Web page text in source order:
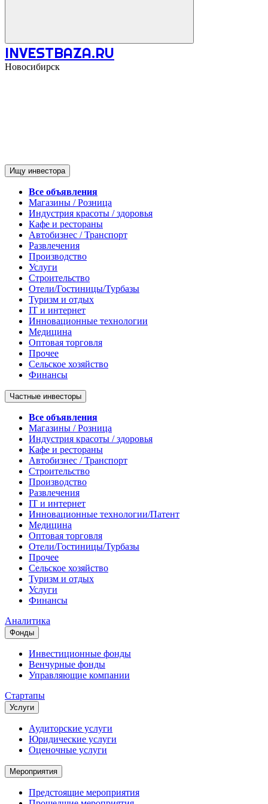
INVESTBAZA.RU
Новосибирск
Ищу инвестора
Все объявления
Магазины / Розница
Индустрия красоты / здоровья
Кафе и рестораны
Автобизнес / Транспорт
Развлечения
Производство
Услуги
Строительство
Отели/Гостиницы/Турбазы
Туризм и отдых
IT и интернет
Инновационные технологии
Медицина
Оптовая торговля
Прочее
Сельское хозяйство
Финансы
Частные инвесторы
Все объявления
Магазины / Розница
Индустрия красоты / здоровья
Кафе и рестораны
Автобизнес / Транспорт
Строительство
Производство
Развлечения
IT и интернет
Инновационные технологии/Патент
Медицина
Оптовая торговля
Отели/Гостиницы/Турбазы
Прочее
Сельское хозяйство
Туризм и отдых
Услуги
Финансы
Аналитика
Фонды
Инвестиционные фонды
Венчурные фонды
Управляющие компании
Стартапы
Услуги
Аудиторские услуги
Юридические услуги
Оценочные услуги
Мероприятия
Предстоящие мероприятия